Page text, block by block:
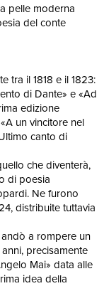
pelle moderna
del conte
tra il 1818 e il 1823:
di Dante» e «Ad
edizione
un vincitore nel
canto di
che diventerà,
di poesia
Ne furono
distribuite tuttavia
a rompere un
precisamente
Mai» data alle
idea della